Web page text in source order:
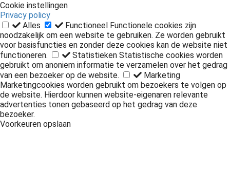
Cookie instellingen
Privacy policy
Alles
Functioneel Functionele cookies zijn
noodzakelijk om een website te gebruiken. Ze worden gebruikt
voor basisfuncties en zonder deze cookies kan de website niet
functioneren.
Statistieken Statistische cookies worden
gebruikt om anoniem informatie te verzamelen over het gedrag
van een bezoeker op de website.
Marketing
Marketingcookies worden gebruikt om bezoekers te volgen op
de website. Hierdoor kunnen website-eigenaren relevante
advertenties tonen gebaseerd op het gedrag van deze
bezoeker.
Voorkeuren opslaan